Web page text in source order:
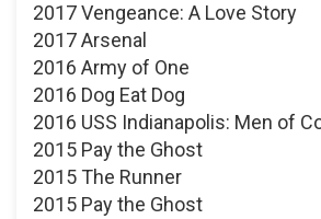
2017 Vengeance: A Love Story
2017 Arsenal
2016 Army of One
2016 Dog Eat Dog
2016 USS Indianapolis: Men of
2015 Pay the Ghost
2015 The Runner
2015 Pay the Ghost